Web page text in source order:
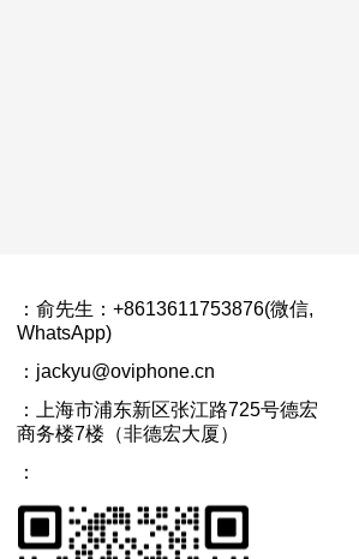
：俞先生：+8613611753876(微信,
WhatsApp)
：jackyu@oviphone.cn
：上海市浦东新区张江路725号德宏
商务楼7楼（非德宏大厦）
：